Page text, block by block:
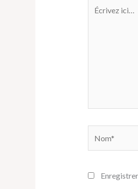
ici…